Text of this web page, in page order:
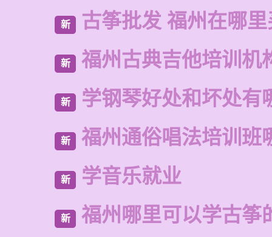
新 古筝批发 福州在哪
新 福州古典吉他培训机
新 学钢琴好处和坏处有
新 福州通俗唱法培训班
新 学音乐就业
新 福州哪里可以学古筝